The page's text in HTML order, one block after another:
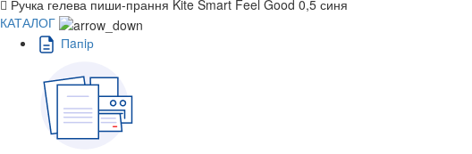
Ручка гелева пиши-прання Kite Smart Feel Good 0,5 синя
КАТАЛОГ
Пaпiр